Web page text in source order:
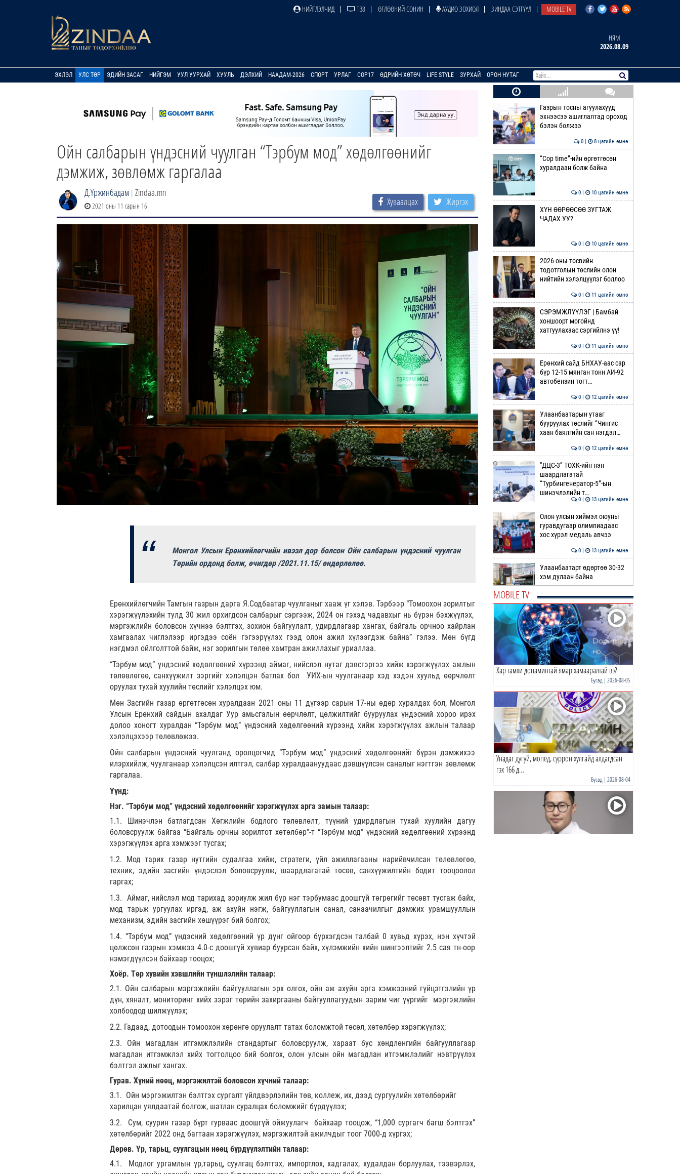
НИЙТЛЭЛЧИД ТВ8 ӨГЛӨӨНИЙ СОНИН АУДИО ЗОХИОЛ ЗИНДАА СЭТГҮҮЛ MOBILE TV
НЯМ
2026.08.09
ЭХЛЭЛ УЛС ТӨР ЭДИЙН ЗАСАГ НИЙГЭМ УУЛ УУРХАЙ ХУУЛЬ ДЭЛХИЙ НААДАМ-2026 СПОРТ УРЛАГ COP17 ӨДРИЙН ХӨТӨЧ LIFE STYLE ЗУРХАЙ ОРОН НУТАГ
Ойн салбарын үндэсний чуулган “Тэрбум мод” хөдөлгөөнийг
дэмжиж, зөвлөмж гаргалаа
Д.Үржинбадам | Zindaa.mn
2021 оны 11 сарын 16 Хуваалцах Жиргэх
Монгол Улсын Ерөнхийлөгчийн ивээл дор болсон Ойн салбарын үндэсний чуулган
Төрийн ордонд болж, өчигдөр /2021.11.15/ өндөрлөлөө.
Ерөнхийлөгчийн Тамгын газрын дарга Я.Содбаатар чуулганыг хааж үг хэлэв. Тэрбээр “Томоохон зорилтыг
хэрэгжүүлэхийн тулд 30 жил орхигдсон салбарыг сэргээж, 2024 он гэхэд чадавхыг нь бүрэн бэхжүүлэх,
мэргэжлийн боловсон хүчнээ бэлтгэх, зохион байгуулалт, удирдлагаар хангах, байгаль орчноо хайрлан
хамгаалах чиглэлээр иргэдээ соён гэгээрүүлэх гээд олон ажил хүлээгдэж байна” гэлээ. Мөн бүгд
нэгдмэл ойлголттой байж, нэг зорилгын төлөө хамтран ажиллахыг уриаллаа.
“Тэрбум мод” үндэсний хөдөлгөөний хүрээнд аймаг, нийслэл нутаг дэвсгэртээ хийж хэрэгжүүлэх ажлын
төлөвлөгөө, санхүүжилт зэргийг хэлэлцэн батлах бол УИХ-ын чуулганаар хэд хэдэн хуульд өөрчлөлт
оруулах тухай хуулийн төслийг хэлэлцэх юм.
Мөн Засгийн газар өргөтгөсөн хуралдаан 2021 оны 11 дүгээр сарын 17-ны өдөр хуралдах бол, Монгол
Улсын Ерөнхий сайдын ахалдаг Уур амьсгалын өөрчлөлт, цөлжилтийг бууруулах үндэсний хороо ирэх
долоо хоногт хуралдан “Тэрбум мод” үндэсний хөдөлгөөний хүрээнд хийж хэрэгжүүлэх ажлын талаар
хэлэлцэхээр төлөвлөжээ.
Ойн салбарын үндэсний чуулганд оролцогчид “Тэрбум мод” үндэсний хөдөлгөөнийг бүрэн дэмжихээ
илэрхийлж, чуулганаар хэлэлцсэн илтгэл, салбар хуралдаануудаас дэвшүүлсэн саналыг нэгтгэн зөвлөмж
гаргалаа.
Үүнд:
Нэг. “Тэрбум мод” үндэсний хөдөлгөөнийг хэрэгжүүлэх арга замын талаар:
1.1. Шинэчлэн батлагдсан Хөгжлийн бодлого төлөвлөлт, түүний удирдлагын тухай хуулийн дагуу
боловсруулж байгаа “Байгаль орчны зорилтот хөтөлбөр”-т “Тэрбум мод” үндэсний хөдөлгөөний хүрээнд
хэрэгжүүлэх арга хэмжээг тусгах;
1.2. Мод тарих газар нутгийн судалгаа хийж, стратеги, үйл ажиллагааны нарийвчилсан төлөвлөгөө,
техник, эдийн засгийн үндэслэл боловсруулж, шаардлагатай төсөв, санхүүжилтийн бодит тооцоолол
гаргах;
1.3. Аймаг, нийслэл мод тарихад зориулж жил бүр нэг тэрбумаас доошгүй төгрөгийг төсөвт тусгаж байх,
мод тарьж ургуулах иргэд, аж ахуйн нэгж, байгууллагын санал, санаачилгыг дэмжих урамшууллын
механизм, эдийн засгийн хөшүүрэг бий болгох;
1.4. “Тэрбум мод” үндэсний хөдөлгөөний үр дүнг ойгоор бүрхэгдсэн талбай 0 хувьд хүрэх, нэн хүчтэй
цөлжсөн газрын хэмжээ 4.0-с доошгүй хувиар буурсан байх, хүлэмжийн хийн шингээлтийг 2.5 сая тн-оор
нэмэгдүүлсэн байхаар тооцох;
Хоёр. Төр хувийн хэвшлийн түншлэлийн талаар:
2.1. Ойн салбарын мэргэжлийн байгууллагын эрх олгох, ойн аж ахуйн арга хэмжээний гүйцэтгэлийн үр
дүн, хяналт, мониторинг хийх зэрэг төрийн захиргааны байгууллагуудын зарим чиг үүргийг мэргэжлийн
холбоодод шилжүүлэх;
2.2. Гадаад, дотоодын томоохон хөрөнгө оруулалт татах боломжтой төсөл, хөтөлбөр хэрэгжүүлэх;
2.3. Ойн магадлан итгэмжлэлийн стандартыг боловсруулж, хараат бус хөндлөнгийн байгууллагаар
магадлан итгэмжлэл хийх тогтолцоо бий болгох, олон улсын ойн магадлан итгэмжлэлийг нэвтрүүлэх
бэлтгэл ажлыг хангах.
Гурав. Хүний нөөц, мэргэжилтэй боловсон хүчний талаар:
3.1. Ойн мэргэжилтэн бэлтгэх сургалт үйлдвэрлэлийн төв, коллеж, их, дээд сургуулийн хөтөлбөрийг
харилцан уялдаатай болгож, шатлан суралцах боломжийг бүрдүүлэх;
3.2. Сум, суурин газар бүрт гурваас доошгүй ойжуулагч байхаар тооцож, “1,000 сургагч багш бэлтгэх”
хөтөлбөрийг 2022 онд багтаан хэрэгжүүлэх, мэргэжилтэй ажилчдыг тоог 7000-д хүргэх;
Дөрөв. Үр, тарьц, суулгацын нөөц бүрдүүлэлтийн талаар:
4.1. Модлог ургамлын үр,тарьц, суулгац бэлтгэх, импортлох, хадгалах, худалдан борлуулах, тээвэрлэх,
Газрын тосны агуулахууд
эхнээсээ ашиглалтад ороход
бэлэн болжээ
0 | 8 цагийн өмнө
“Cop time”-ийн өргөтгөсөн
хуралдаан болж байна
0 | 10 цагийн өмнө
ХҮН ӨӨРӨӨСӨӨ ЗУГТАЖ
ЧАДАХ УУ?
0 | 10 цагийн өмнө
2026 оны төсвийн
тодотголын төслийн олон
нийтийн хэлэлцүүлэг боллоо
0 | 11 цагийн өмнө
СЭРЭМЖЛҮҮЛЭГ | Бамбай
хоншоорт могойнд
хатгуулахаас сэргийлнэ үү!
0 | 11 цагийн өмнө
Ерөнхий сайд БНХАУ-аас сар
бүр 12-15 мянган тонн АИ-92
автобензин тогт…
0 | 12 цагийн өмнө
Улаанбаатарын утааг
бууруулах төслийг “Чингис
хаан баялгийн сан нэгдэл…
0 | 12 цагийн өмнө
"ДЦС-3” ТӨХК-ийн нэн
шаардлагатай
“Турбингенератор-5”-ын
шинэчлэлийн т…
0 | 13 цагийн өмнө
Олон улсын хиймэл оюуны
гуравдугаар олимпиадаас
хос хүрэл медаль авчээ
0 | 13 цагийн өмнө
Улаанбаатарт өдөртөө 30-32
хэм дулаан байна
ДОРНЫН ЗУРХАЙ | Морь,
нохой жилтнээ аливаа үйлийг
хийхэд эерэг сайн
0 | 14 цагийн өмнө
ӨГЛӨӨНИЙ МЭНД!
0 | 14 цагийн өмнө
MOBILE TV
Хар тамхи допаминтай ямар хамааралтай вэ?
Бусад | 2026-08-05
Унадаг дугуй, мопед, суррон хулгайд алдагдсан
гэх 166 д…
Бусад | 2026-08-04